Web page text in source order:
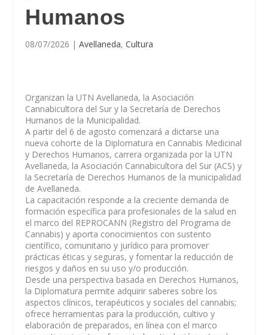
Humanos
08/07/2026 |Avellaneda,Cultura
Organizan la UTN Avellaneda, la Asociación
Cannabicultora del Sur y la Secretaría de Derechos
Humanos de la Municipalidad.
A partir del 6 de agosto comenzará a dictarse una
nueva cohorte de la Diplomatura en Cannabis Medicinal
y Derechos Humanos, carrera organizada por la UTN
Avellaneda, la Asociación Cannabicultora del Sur (ACS) y
la Secretaría de Derechos Humanos de la municipalidad
de Avellaneda.
La capacitación responde a la creciente demanda de
formación específica para profesionales de la salud en
el marco del REPROCANN (Registro del Programa de
Cannabis) y aporta conocimientos con sustento
científico, comunitario y jurídico para promover
prácticas éticas y seguras, y fomentar la reducción de
riesgos y daños en su uso y/o producción.
Desde una perspectiva basada en Derechos Humanos,
la Diplomatura permite adquirir saberes sobre los
aspectos clínicos, terapéuticos y sociales del cannabis;
ofrece herramientas para la producción, cultivo y
elaboración de preparados, en línea con el marco